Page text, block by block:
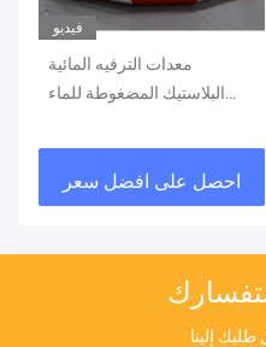
فيديو
معدات الترفيه المائية
البلاستيك المضغوطة للماء
الترامبولين العائم للعبة المائية
احصل على افضل سعر